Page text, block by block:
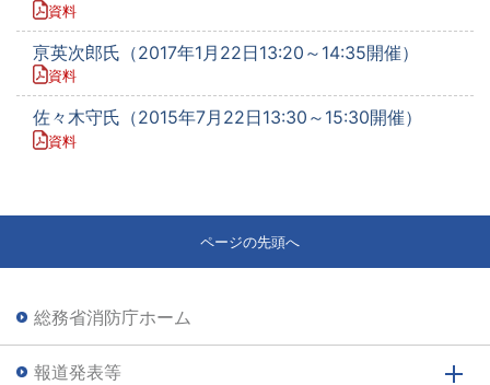
資料
亰英次郎氏（2017年1月22日13:20～14:35開催）
資料
佐々木守氏（2015年7月22日13:30～15:30開催）
資料
ページの先頭へ
総務省消防庁ホーム
報道発表等